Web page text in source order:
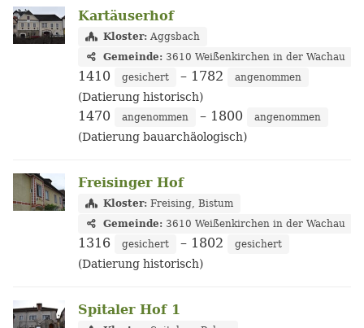
Kartäuserhof
Kloster:Aggsbach
Gemeinde:3610 Weißenkirchen in der Wachau
1410 gesichert – 1782 angenommen
(Datierung historisch)
1470 angenommen – 1800 angenommen
(Datierung bauarchäologisch)
Freisinger Hof
Kloster:Freising, Bistum
Gemeinde:3610 Weißenkirchen in der Wachau
1316 gesichert – 1802 gesichert
(Datierung historisch)
Spitaler Hof 1